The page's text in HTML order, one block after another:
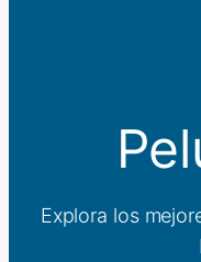
Explora los